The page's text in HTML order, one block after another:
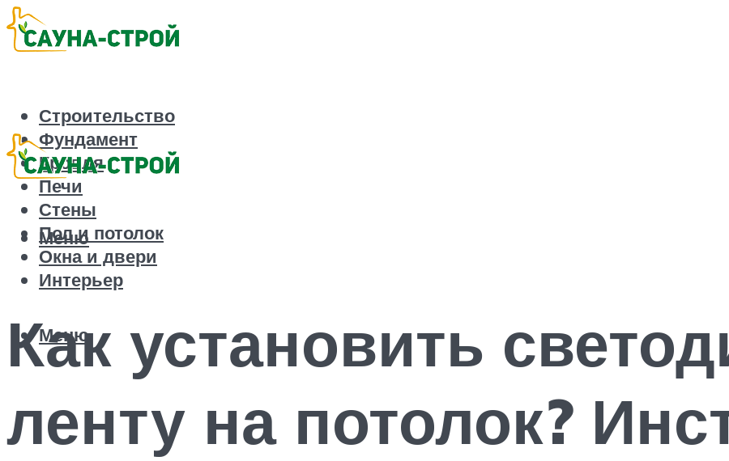
Строительство
Фундамент
Кровля
Печи
Стены
Пол и потолок
Окна и двери
Интерьер
Меню
Меню
Как установить
ленту на потолок?